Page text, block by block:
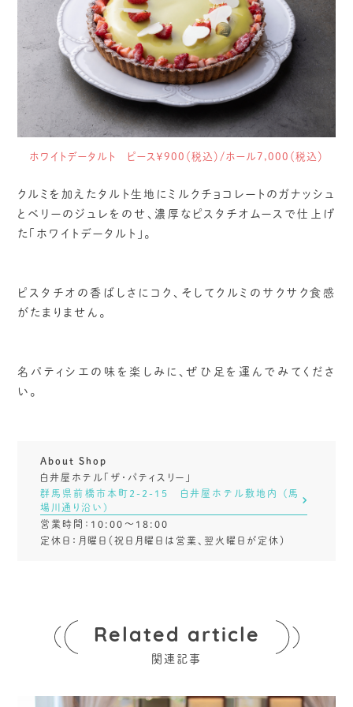
ホワイトデータルト ピース￥900（税込）/ホール7,000（税込）
クルミを加えたタルト生地にミルクチョコレートのガナッシュ
とベリーのジュレをのせ、濃厚なピスタチオムースで仕上げ
た「ホワイトデータルト」。
ピスタチオの香ばしさにコク、そしてクルミのサクサク食感
がたまりません。
名パティシエの味を楽しみに、ぜひ足を運んでみてくださ
い。
About Shop
白井屋ホテル「ザ・パティスリー」
群⾺県前橋市本町2-2-15 ⽩井屋ホテル敷地内 (⾺
場川通り沿い)
営業時間：10:00〜18:00
定休日：月曜日（祝日月曜日は営業、翌火曜日が定休）
Related article
関連記事